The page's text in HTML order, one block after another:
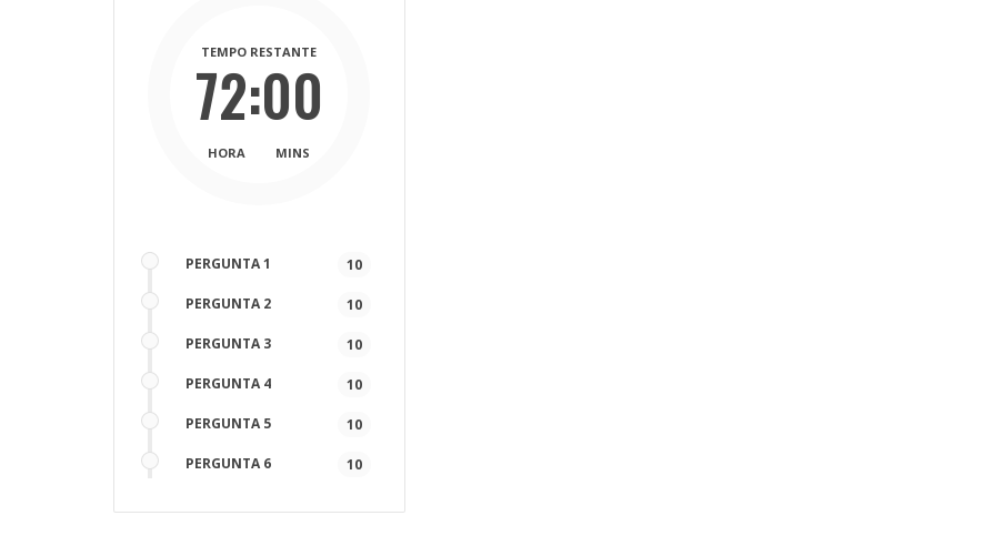
72:00
TEMPO RESTANTE
HORA MINS
PERGUNTA 1 10
PERGUNTA 2 10
PERGUNTA 3 10
PERGUNTA 4 10
PERGUNTA 5 10
PERGUNTA 6 10